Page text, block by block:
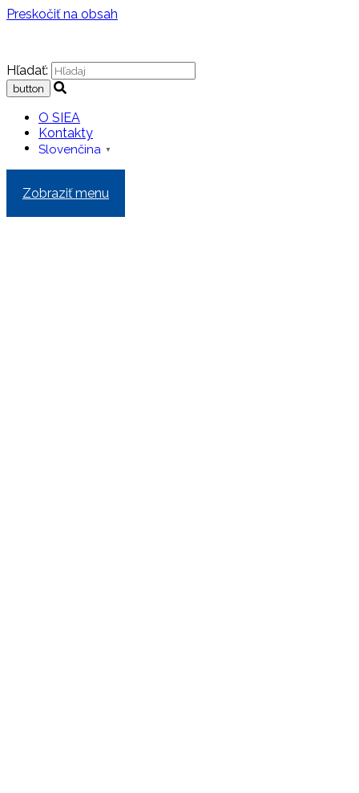
Preskočiť na obsah
Hľadať:
O SIEA
Kontakty
Slovenčina ▼
Zobraziť menu